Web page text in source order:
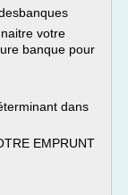
votre
banque pour
dans
EMPRUNT